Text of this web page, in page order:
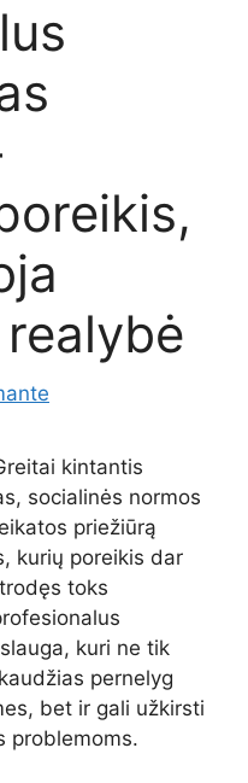
kintantis
socialinės normos
priežiūrą
kurių poreikis dar
toks
kuri ne tik
pernelyg
bet ir gali užkirsti
problemoms.